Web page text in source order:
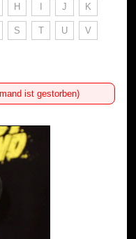
H I J K
S T U V
ist gestorben)